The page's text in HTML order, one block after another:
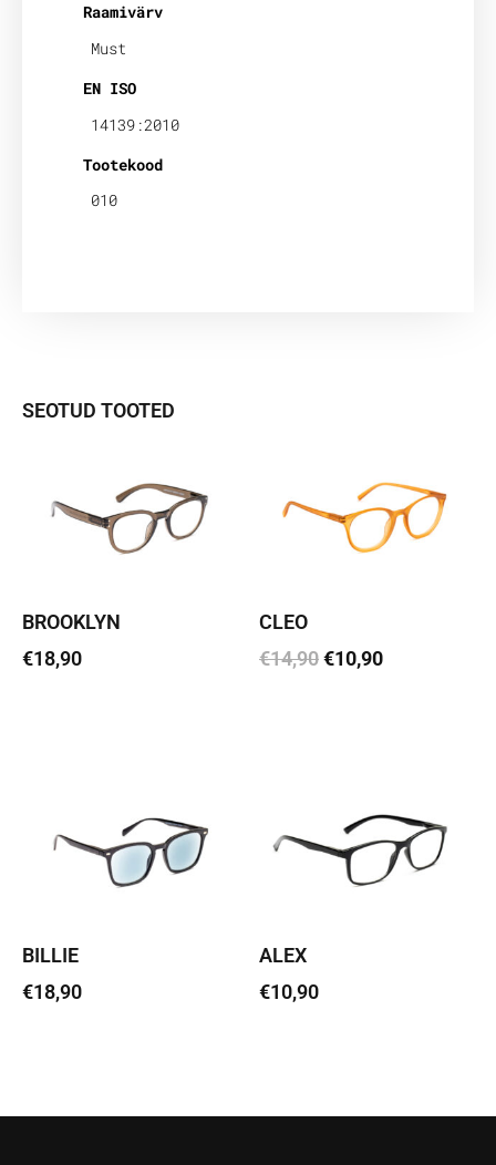
Raamivärv
Must
EN ISO
14139:2010
Tootekood
010
SEOTUD TOOTED
BROOKLYN
€18,90
CLEO
€14,90€10,90
BILLIE
€18,90
ALEX
€10,90